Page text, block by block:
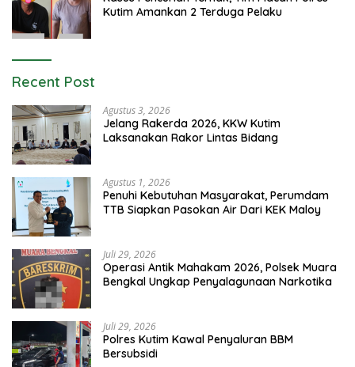
Kutim Amankan 2 Terduga Pelaku
Recent Post
Agustus 3, 2026
Jelang Rakerda 2026, KKW Kutim
Laksanakan Rakor Lintas Bidang
Agustus 1, 2026
Penuhi Kebutuhan Masyarakat, Perumdam
TTB Siapkan Pasokan Air Dari KEK Maloy
Juli 29, 2026
Operasi Antik Mahakam 2026, Polsek Muara
Bengkal Ungkap Penyalagunaan Narkotika
Juli 29, 2026
Polres Kutim Kawal Penyaluran BBM
Bersubsidi